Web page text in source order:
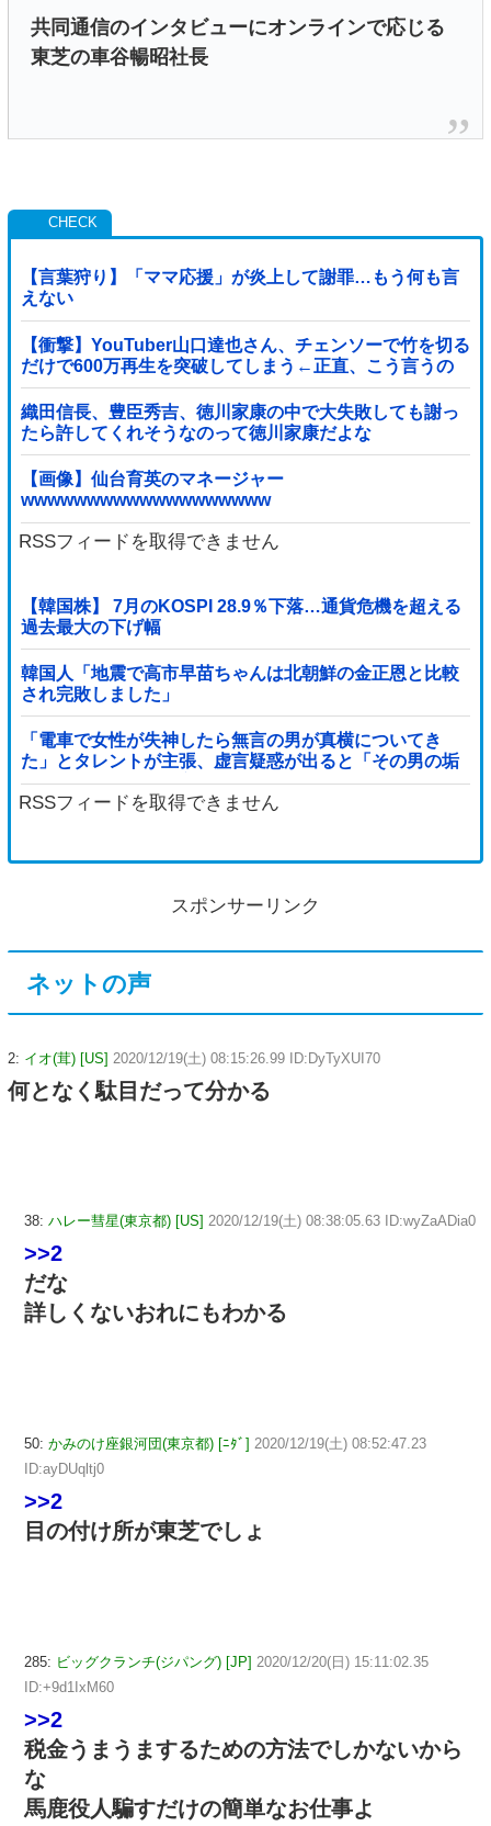
共同通信のインタビューにオンラインで応じる
東芝の車谷暢昭社長
【言葉狩り】「ママ応援」が炎上して謝罪…もう何も言
えない
【衝撃】YouTuber山口達也さん、チェンソーで竹を切る
だけで600万再生を突破してしまう←正直、こう言うの
でいいんだよなw w w w w w w w
織田信長、豊臣秀吉、徳川家康の中で大失敗しても謝っ
たら許してくれそうなのって徳川家康だよな
【画像】仙台育英のマネージャー
wwwwwwwwwwwwwwwwwww
RSSフィードを取得できません
【韓国株】 7月のKOSPI 28.9％下落…通貨危機を超える
過去最大の下げ幅
韓国人「地震で高市早苗ちゃんは北朝鮮の金正恩と比較
され完敗しました」
「電車で女性が失神したら無言の男が真横についてき
た」とタレントが主張、虚言疑惑が出ると「その男の垢
を発見した」と追加主張するも……他
RSSフィードを取得できません
スポンサーリンク
ネットの声
2: イオ(茸) [US] 2020/12/19(土) 08:15:26.99 ID:DyTyXUI70
何となく駄目だって分かる
38: ハレー彗星(東京都) [US] 2020/12/19(土) 08:38:05.63 ID:wyZaADia0
>>2
だな
詳しくないおれにもわかる
50: かみのけ座銀河団(東京都) [ﾆﾀﾞ] 2020/12/19(土) 08:52:47.23
ID:ayDUqltj0
>>2
目の付け所が東芝でしょ
285: ビッグクランチ(ジパング) [JP] 2020/12/20(日) 15:11:02.35
ID:+9d1IxM60
>>2
税金うまうまするための方法でしかないから
な
馬鹿役人騙すだけの簡単なお仕事よ